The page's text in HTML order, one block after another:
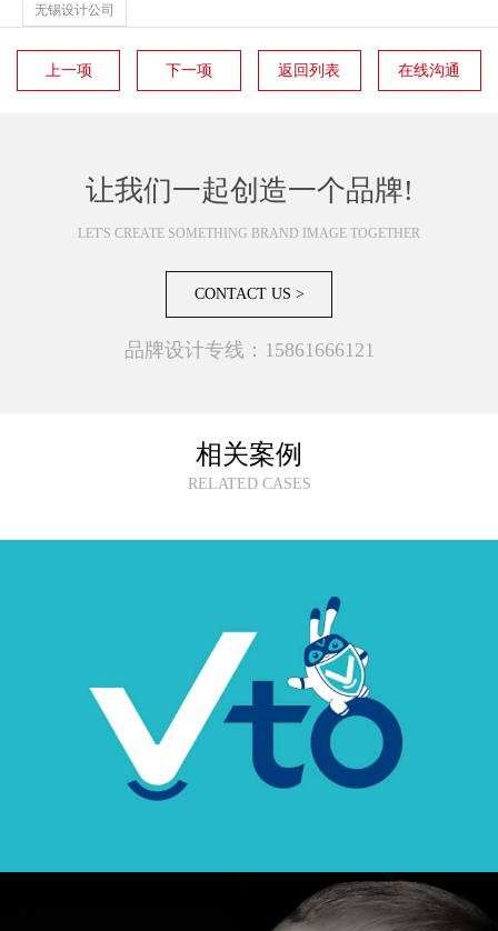
无锡设计公司
上一项 下一项 返回列表 在线沟通
让我们一起创造一个品牌!
LET'S CREATE SOMETHING BRAND IMAGE TOGETHER
CONTACT US >
品牌设计专线：15861666121
相关案例
RELATED CASES